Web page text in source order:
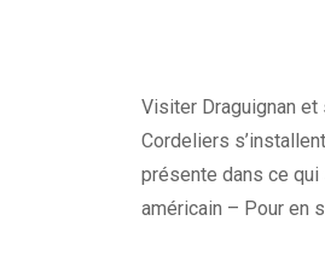
Visiter Draguignan et
Cordeliers
présente dans ce qui
américain – Pour en